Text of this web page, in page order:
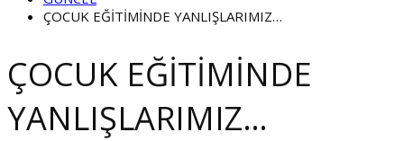
ÇOCUK EĞİTİMİNDE YANLIŞLARIMIZ…
ÇOCUK EĞİTİMİNDE
YANLIŞLARIMIZ…